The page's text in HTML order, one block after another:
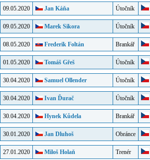
09.05.2020 Jan Káňa Útočník
09.05.2020 Marek Sikora Útočník
08.05.2020 Frederik Foltán Brankář
01.05.2020 Tomáš Gřeš Útočník
30.04.2020 Samuel Ollender Útočník
30.04.2020 Ivan Ďurač Útočník
30.04.2020 Hynek Kůdela Brankář
30.01.2020 Jan Dluhoš Obránce
27.01.2020 Miloš Holaň Trenér